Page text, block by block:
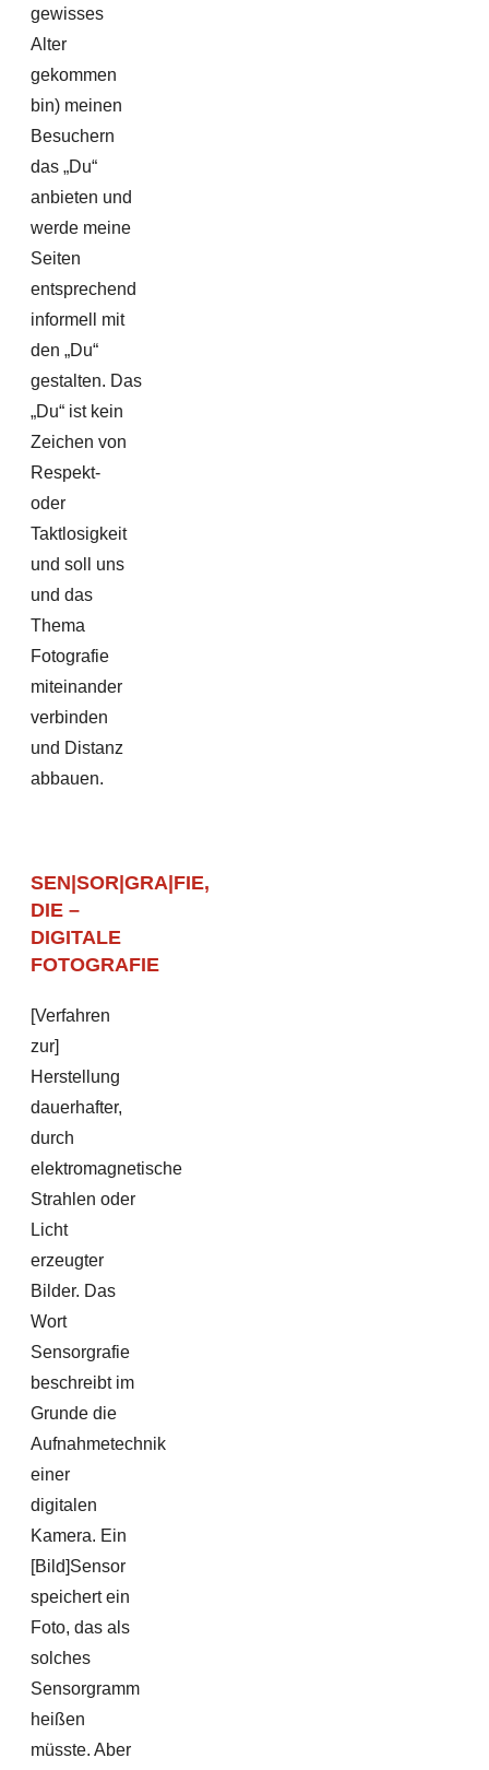
gewisses
Alter
gekommen
bin) meinen
Besuchern
das „Du“
anbieten und
werde meine
Seiten
entsprechend
informell mit
den „Du“
gestalten. Das
„Du“ ist kein
Zeichen von
Respekt-
oder
Taktlosigkeit
und soll uns
und das
Thema
Fotografie
miteinander
verbinden
und Distanz
abbauen.
SEN|SOR|GRA|FIE,
DIE –
DIGITALE
FOTOGRAFIE
[Verfahren
zur]
Herstellung
dauerhafter,
durch
elektromagnetische
Strahlen oder
Licht
erzeugter
Bilder. Das
Wort
Sensorgrafie
beschreibt im
Grunde die
Aufnahmetechnik
einer
digitalen
Kamera. Ein
[Bild]Sensor
speichert ein
Foto, das als
solches
Sensorgramm
heißen
müsste. Aber